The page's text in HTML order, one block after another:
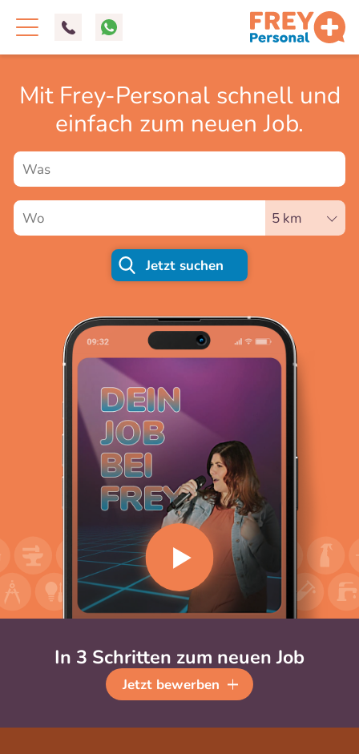
Mit Frey-Personal schnell und
einfach zum neuen Job.
Jetzt suchen
In 3 Schritten zum neuen Job
Jetzt bewerben